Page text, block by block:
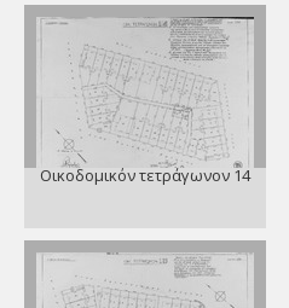
Οικοδομικόν τετράγωνον 14